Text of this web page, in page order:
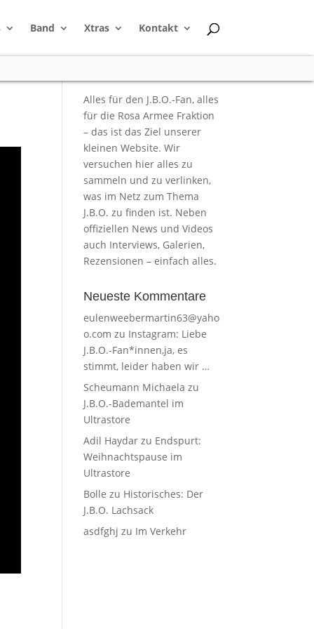
Band Xtras Kontakt
Alles für den J.B.O.-Fan, alles
für die Rosa Armee Fraktion
– das ist das Ziel unserer
kleinen Website. Wir
versuchen hier alles zu
sammeln und zu verlinken,
was im Netz zum Thema
J.B.O. zu finden ist. Neben
offiziellen News und Videos
auch Interviews, Galerien,
Rezensionen – einfach alles.
Neueste Kommentare
eulenweebermartin63@yaho
o.com zu Instagram: Liebe
J.B.O.-Fan*innen,ja, es
stimmt, leider haben wir …
Scheumann Michaela zu
J.B.O.-Bademantel im
Ultrastore
Adil Haydar zu Endspurt:
Weihnachtspause im
Ultrastore
Bolle zu Historisches: Der
J.B.O. Lachsack
asdfghj zu Im Verkehr